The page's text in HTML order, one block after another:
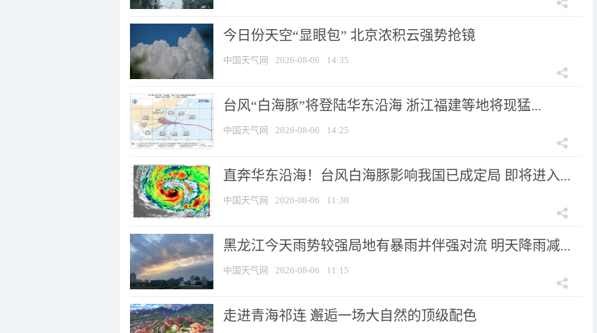
今日份天空“显眼包” 北京浓积云强势抢镜
中国天气网 2026-08-06 14:35
台风“白海豚”将登陆华东沿海 浙江福建等地将现猛...
中国天气网 2026-08-06 14:25
直奔华东沿海！台风白海豚影响我国已成定局 即将进入...
中国天气网 2026-08-06 11:30
黑龙江今天雨势较强局地有暴雨并伴强对流 明天降雨减...
中国天气网 2026-08-06 11:15
走进青海祁连 邂逅一场大自然的顶级配色